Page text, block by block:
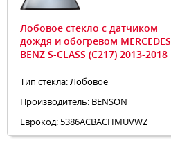
Лобовое стекло с датчиком
дождя и обогревом MERCEDES
BENZ S-CLASS (C217) 2013-2018
Тип стекла: Лобовое
Производитель: BENSON
Еврокод: 5386ACBACHMUVWZ